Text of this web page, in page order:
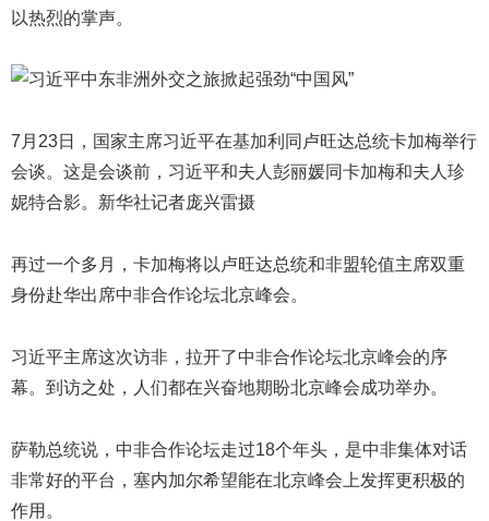
以热烈的掌声。
7月23日，国家主席习近平在基加利同卢旺达总统卡加梅举行
会谈。这是会谈前，习近平和夫人彭丽媛同卡加梅和夫人珍
妮特合影。新华社记者庞兴雷摄
再过一个多月，卡加梅将以卢旺达总统和非盟轮值主席双重
身份赴华出席中非合作论坛北京峰会。
习近平主席这次访非，拉开了中非合作论坛北京峰会的序
幕。到访之处，人们都在兴奋地期盼北京峰会成功举办。
萨勒总统说，中非合作论坛走过18个年头，是中非集体对话
非常好的平台，塞内加尔希望能在北京峰会上发挥更积极的
作用。